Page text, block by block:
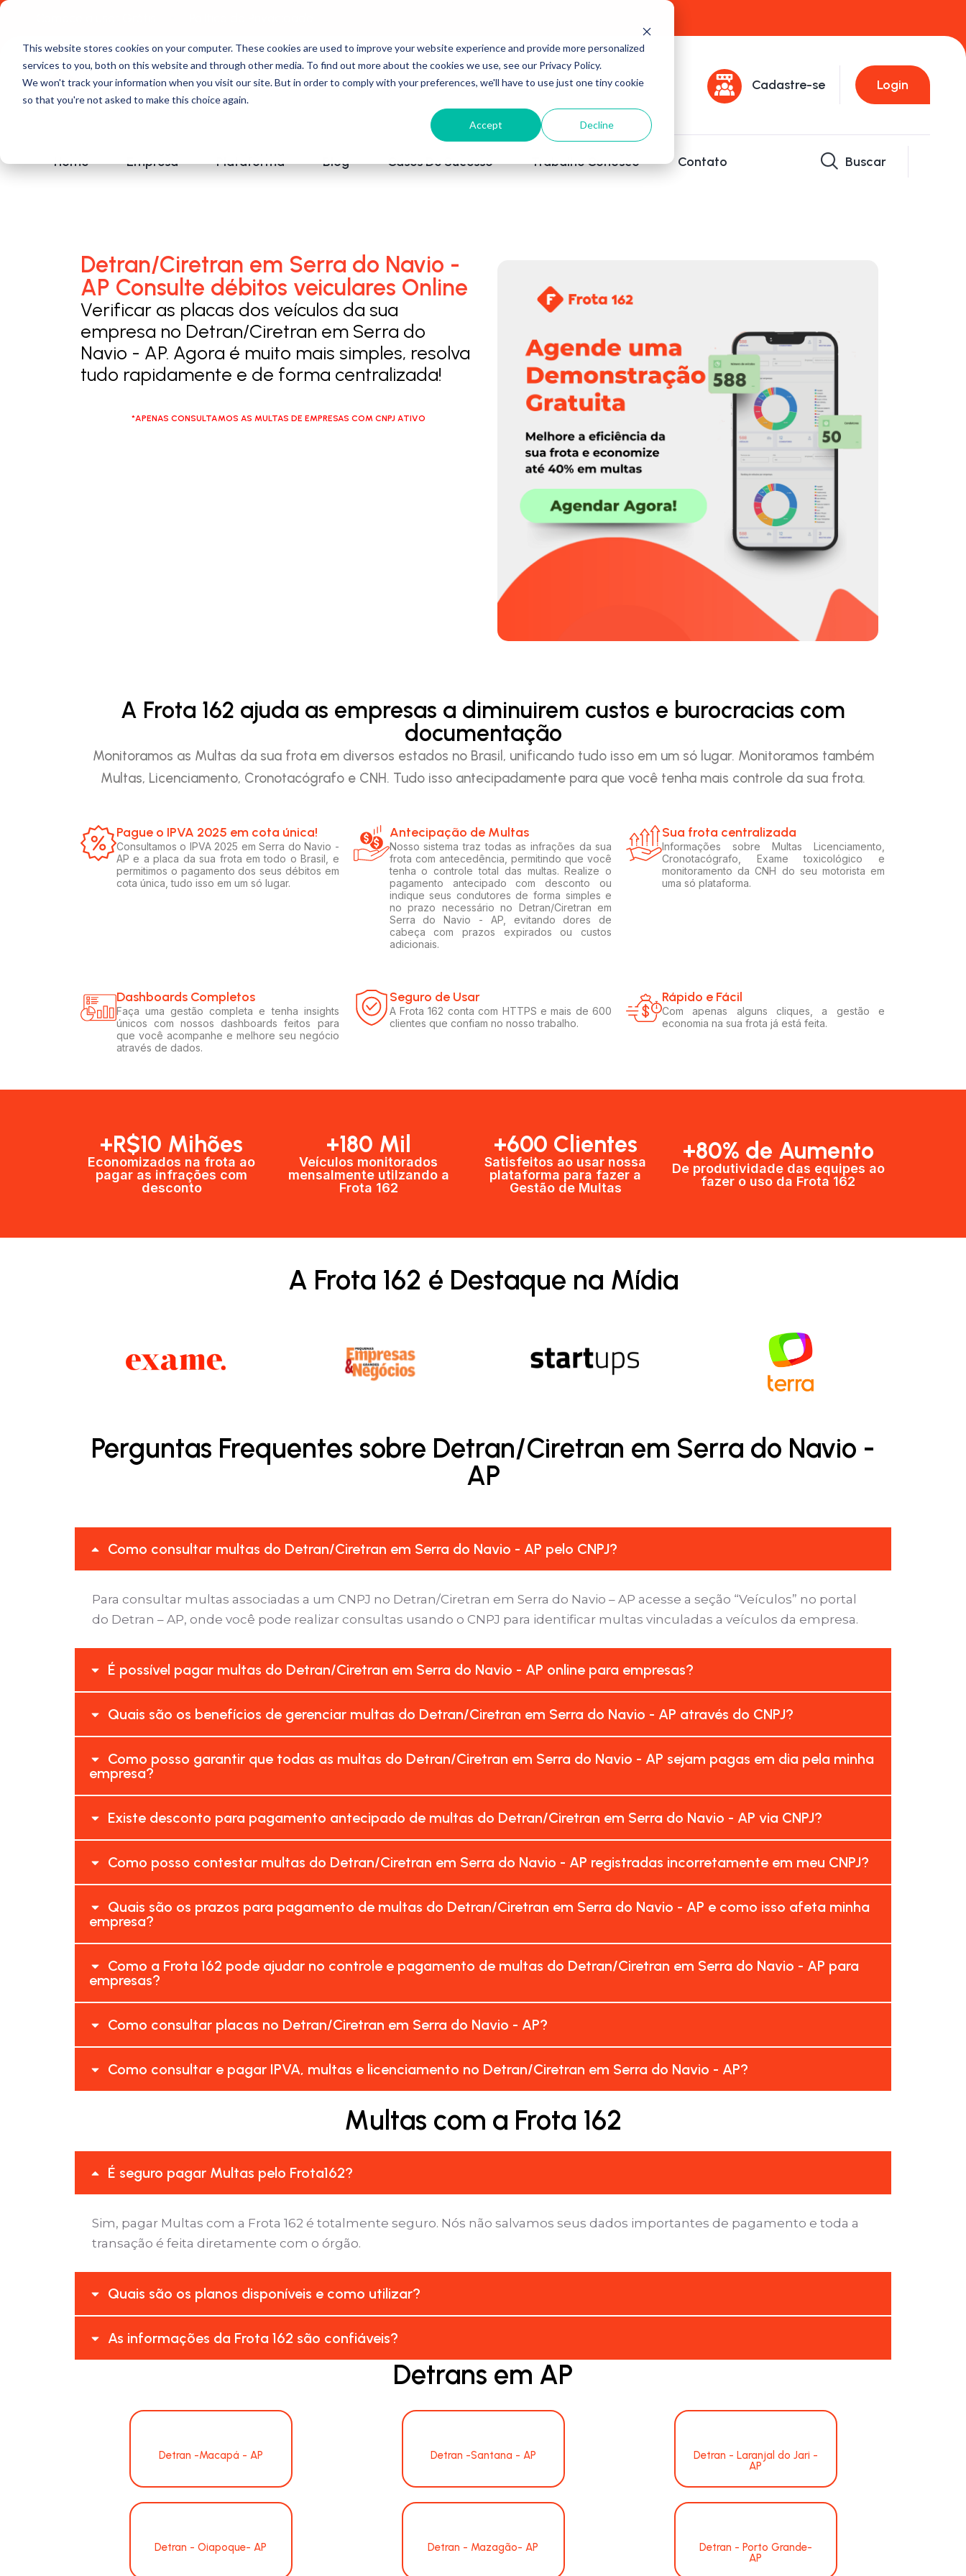
This website stores cookies on your computer. These cookies are used to improve your website experience and provide more personalized
services to you, both on this website and through other media. To find out more about the cookies we use, see our Privacy Policy.
We won't track your information when you visit our site. But in order to comply with your preferences, we'll have to use just one tiny cookie
so that you're not asked to make this choice again.
Accept Decline
Cadastre-se Login
Home Empresa Plataforma Blog Cases De Sucesso Trabalhe Conosco Contato Buscar
Detran/Ciretran em Serra do Navio -
AP Consulte débitos veiculares Online
Verificar as placas dos veículos da sua
empresa no Detran/Ciretran em Serra do
Navio - AP. Agora é muito mais simples, resolva
tudo rapidamente e de forma centralizada!
*APENAS CONSULTAMOS AS MULTAS DE EMPRESAS COM CNPJ ATIVO
A Frota 162 ajuda as empresas a diminuirem custos e burocracias com
documentação
Monitoramos as Multas da sua frota em diversos estados no Brasil, unificando tudo isso em um só lugar. Monitoramos também
Multas, Licenciamento, Cronotacógrafo e CNH. Tudo isso antecipadamente para que você tenha mais controle da sua frota.
Pague o IPVA 2025 em cota única!​
Consultamos o IPVA 2025 em Serra do Navio -
AP e a placa da sua frota em todo o Brasil, e
permitimos o pagamento dos seus débitos em
cota única, tudo isso em um só lugar.
Antecipação de Multas
Nosso sistema traz todas as infrações da sua
frota com antecedência, permitindo que você
tenha o controle total das multas. Realize o
pagamento antecipado com desconto ou
indique seus condutores de forma simples e
no prazo necessário no Detran/Ciretran em
Serra do Navio - AP, evitando dores de
cabeça com prazos expirados ou custos
adicionais.
Sua frota centralizada​
Informações sobre Multas Licenciamento,
Cronotacógrafo, Exame toxicológico e
monitoramento da CNH do seu motorista em
uma só plataforma.
Dashboards Completos​​
Faça uma gestão completa e tenha insights
únicos com nossos dashboards feitos para
que você acompanhe e melhore seu negócio
através de dados.
Seguro de Usar​
A Frota 162 conta com HTTPS e mais de 600
clientes que confiam no nosso trabalho.
Rápido e Fácil​
Com apenas alguns cliques, a gestão e
economia na sua frota já está feita.
+R$10 Mihões
Economizados na frota ao
pagar as infrações com
desconto
+180 Mil
Veículos monitorados
mensalmente utilzando a
Frota 162
+600 Clientes​
Satisfeitos ao usar nossa
plataforma para fazer a
Gestão de Multas​
+80% de Aumento
De produtividade das equipes ao
fazer o uso da Frota 162​
A Frota 162 é Destaque na Mídia
Perguntas Frequentes sobre Detran/Ciretran em Serra do Navio -
AP
Como consultar multas do Detran/Ciretran em Serra do Navio - AP pelo CNPJ?
Para consultar multas associadas a um CNPJ no Detran/Ciretran em Serra do Navio – AP acesse a seção “Veículos” no portal
do Detran – AP, onde você pode realizar consultas usando o CNPJ para identificar multas vinculadas a veículos da empresa.
É possível pagar multas do Detran/Ciretran em Serra do Navio - AP online para empresas?
Quais são os benefícios de gerenciar multas do Detran/Ciretran em Serra do Navio - AP através do CNPJ?
Como posso garantir que todas as multas do Detran/Ciretran em Serra do Navio - AP sejam pagas em dia pela minha
empresa?
Existe desconto para pagamento antecipado de multas do Detran/Ciretran em Serra do Navio - AP via CNPJ?
Como posso contestar multas do Detran/Ciretran em Serra do Navio - AP registradas incorretamente em meu CNPJ?
Quais são os prazos para pagamento de multas do Detran/Ciretran em Serra do Navio - AP e como isso afeta minha
empresa?
Como a Frota 162 pode ajudar no controle e pagamento de multas do Detran/Ciretran em Serra do Navio - AP para
empresas?
Como consultar placas no Detran/Ciretran em Serra do Navio - AP?
Como consultar e pagar IPVA, multas e licenciamento no Detran/Ciretran em Serra do Navio - AP?
Multas com a Frota 162
É seguro pagar Multas pelo Frota162?
Sim, pagar Multas com a Frota 162 é totalmente seguro. Nós não salvamos seus dados importantes de pagamento e toda a
transação é feita diretamente com o órgão.
Quais são os planos disponíveis e como utilizar?
As informações da Frota 162 são confiáveis?
Detrans em AP
Detran -Macapá - AP Detran -Santana - AP
Detran - Laranjal do Jari -
AP
Detran - Oiapoque- AP Detran - Mazagão- AP
Detran - Porto Grande-
AP